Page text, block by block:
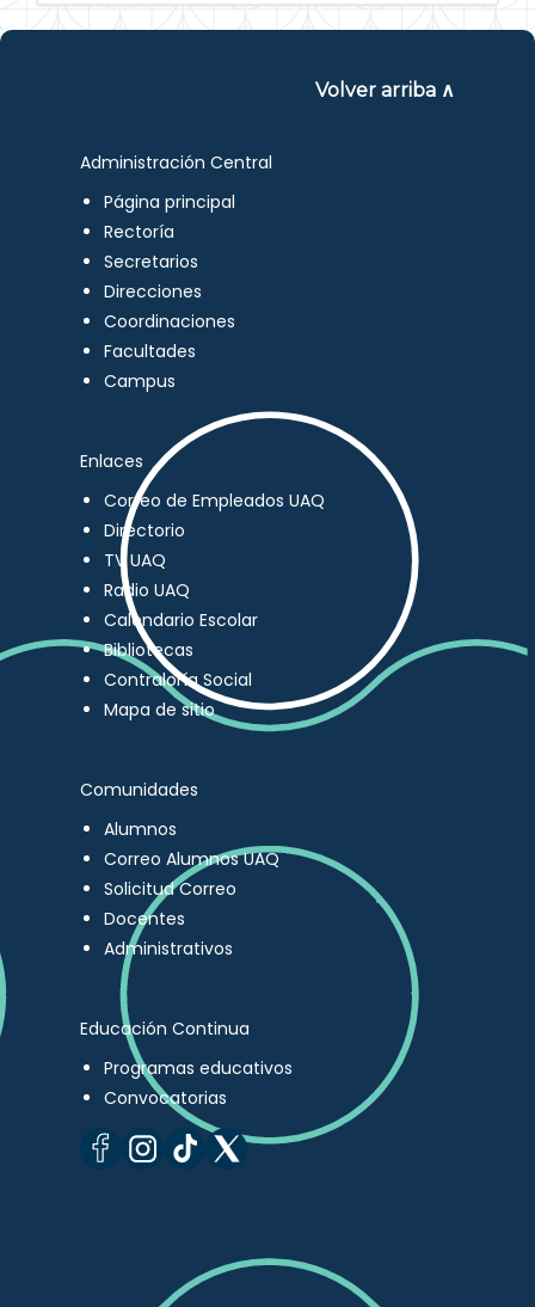
Volver arriba ∧
Administración Central
Página principal
Rectoría
Secretarios
Direcciones
Coordinaciones
Facultades
Campus
Enlaces
Correo de Empleados UAQ
Directorio
TV UAQ
Radio UAQ
Calendario Escolar
Bibliotecas
Contraloría Social
Mapa de sitio
Comunidades
Alumnos
Correo Alumnos UAQ
Solicitud Correo
Docentes
Administrativos
Educación Continua
Programas educativos
Convocatorias